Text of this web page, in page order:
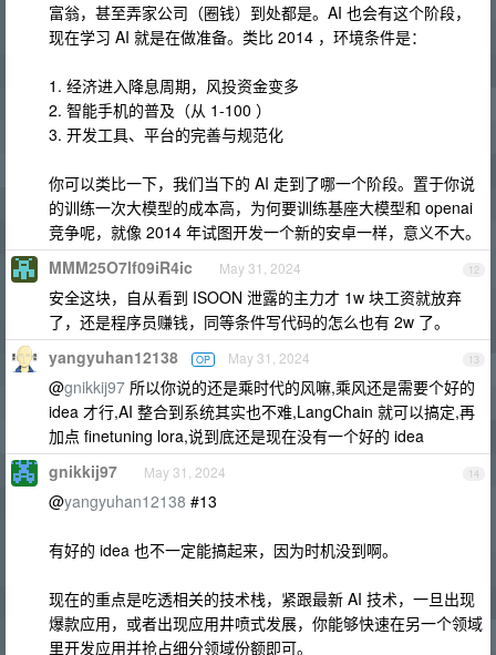
富翁，甚至弄家公司（圈钱）到处都是。AI 也会有这个阶段，
现在学习 AI 就是在做准备。类比 2014 ，环境条件是：
1. 经济进入降息周期，风投资金变多
2. 智能手机的普及（从 1-100 ）
3. 开发工具、平台的完善与规范化
你可以类比一下，我们当下的 AI 走到了哪一个阶段。置于你说
的训练一次大模型的成本高，为何要训练基座大模型和 openai
竞争呢，就像 2014 年试图开发一个新的安卓一样，意义不大。
12
MMM25O7lf09iR4ic May 31, 2024
安全这块，自从看到 ISOON 泄露的主力才 1w 块工资就放弃
了，还是程序员赚钱，同等条件写代码的怎么也有 2w 了。
13
yangyuhan12138 OP May 31, 2024
@gnikkij97 所以你说的还是乘时代的风嘛,乘风还是需要个好的
idea 才行,AI 整合到系统其实也不难,LangChain 就可以搞定,再
加点 finetuning lora,说到底还是现在没有一个好的 idea
14
gnikkij97 May 31, 2024
@yangyuhan12138 #13
有好的 idea 也不一定能搞起来，因为时机没到啊。
现在的重点是吃透相关的技术栈，紧跟最新 AI 技术，一旦出现
爆款应用，或者出现应用井喷式发展，你能够快速在另一个领域
里开发应用并抢占细分领域份额即可。